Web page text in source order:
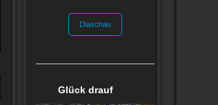
Diaschau
Glück drauf